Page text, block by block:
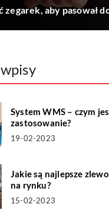
zegarek, aby pasował
System WMS – czym
zastosowanie?
19-02-2023
Jakie są najlepsze
na rynku?
15-02-2023